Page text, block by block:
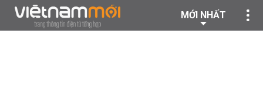
MỚI NHẤT